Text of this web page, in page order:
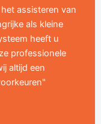
assisteren van
als kleine
heeft u
professionele
altijd een